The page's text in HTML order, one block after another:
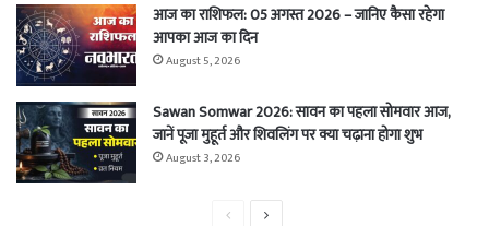
आज का राशिफल: 05 अगस्त 2026 – जानिए कैसा रहेगा
आपका आज का दिन
August 5, 2026
Sawan Somwar 2026: सावन का पहला सोमवार आज,
जानें पूजा मुहूर्त और शिवलिंग पर क्या चढ़ाना होगा शुभ
August 3, 2026
PreviousNext